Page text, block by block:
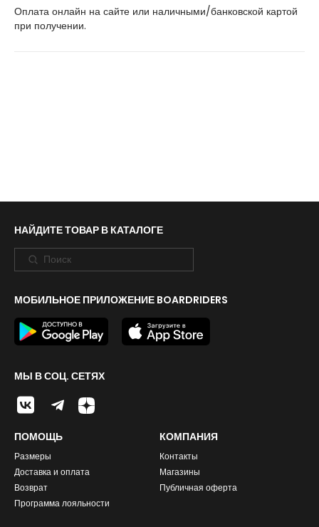
Оплата онлайн на сайте или наличными/банковской картой
при получении.
НАЙДИТЕ ТОВАР В КАТАЛОГЕ
МОБИЛЬНОЕ ПРИЛОЖЕНИЕ BOARDRIDERS
МЫ В СОЦ. СЕТЯХ
ПОМОЩЬ
Размеры
Доставка и оплата
Возврат
Программа лояльности
КОМПАНИЯ
Контакты
Магазины
Публичная оферта